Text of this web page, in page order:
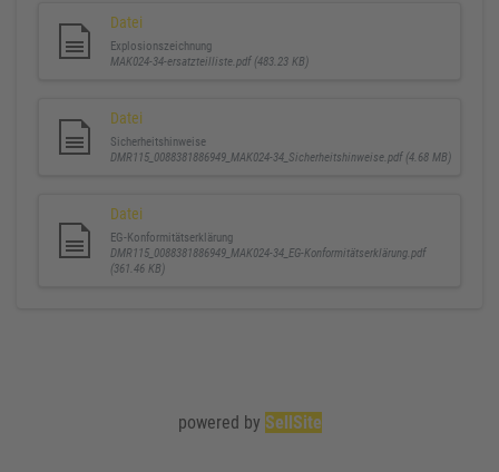
Datei
Explosionszeichnung
MAK024-34-ersatzteilliste.pdf (483.23 KB)
Datei
Sicherheitshinweise
DMR115_0088381886949_MAK024-34_Sicherheitshinweise.pdf (4.68 MB)
Datei
EG-Konformitätserklärung
DMR115_0088381886949_MAK024-34_EG-Konformitätserklärung.pdf
(361.46 KB)
powered by SellSite